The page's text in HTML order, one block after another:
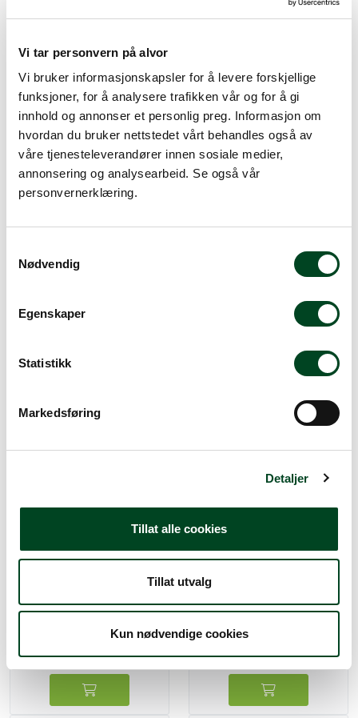
Vi tar personvern på alvor
Vi bruker informasjonskapsler for å levere forskjellige
funksjoner, for å analysere trafikken vår og for å gi
innhold og annonser et personlig preg. Informasjon om
hvordan du bruker nettstedet vårt behandles også av
våre tjenesteleverandører innen sosiale medier,
annonsering og analysearbeid. Se også vår
personvernerklæring.
Nødvendig
Egenskaper
Statistikk
Markedsføring
Detaljer
Tillat alle cookies
Tillat utvalg
Kun nødvendige cookies
cm 2L rustfri
187,50 332,50
rf
Kjøkkenbolle konisk Ø40,5
cm 14L rustfri
cm 0,5L rustfri
87,50
Kjøkkenbolle konisk Ø28
cm 4L rustfri
300,00